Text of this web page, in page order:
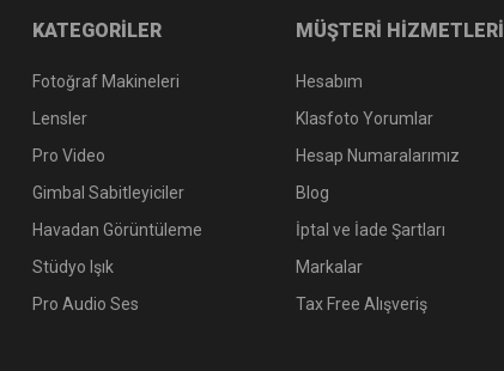
KATEGORİLER
Fotoğraf Makineleri
Lensler
Pro Video
Gimbal Sabitleyiciler
Havadan Görüntüleme
Stüdyo Işık
Pro Audio Ses
MÜŞTERİ HİZMETLERİ
Hesabım
Klasfoto Yorumlar
Hesap Numaralarımız
Blog
İptal ve İade Şartları
Markalar
Tax Free Alışveriş